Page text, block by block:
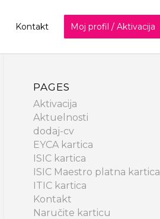
Kontakt Moj profil / Aktivacija
PAGES
Aktivacija
Aktuelnosti
dodaj-cv
EYCA kartica
ISIC kartica
ISIC Maestro platna kartica
ITIC kartica
Kontakt
Naručite karticu